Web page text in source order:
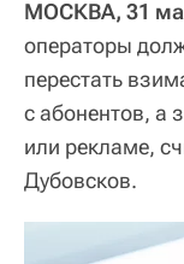
МОСКВА, 31
операторы
перестать
с абонентов, а
или рекламе,
Дубовсков.